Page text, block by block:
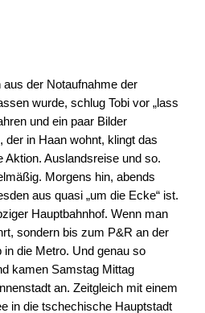
der Notaufnahme der
wurde, schlug Tobi vor „lass
und ein paar Bilder
der in Haan wohnt, klingt das
Aktion. Auslandsreise und so.
Morgens hin, abends
aus quasi „um die Ecke“ ist.
Hauptbahnhof. Wenn man
sondern bis zum P&R an der
in die Metro. Und genau so
kamen Samstag Mittag
an. Zeitgleich mit einem
in die tschechische Hauptstadt